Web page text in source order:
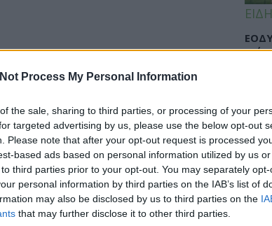
Process My Personal Information
the sale, sharing to third parties, or processing of your
targeted advertising by us, please use the below opt-out
Please note that after your opt-out request is processed
based ads based on personal information utilized by us
third parties prior to your opt-out. You may separately
personal information by third parties on the IAB’s list of
may also be disclosed by us to third parties on the
that may further disclose it to other third parties.